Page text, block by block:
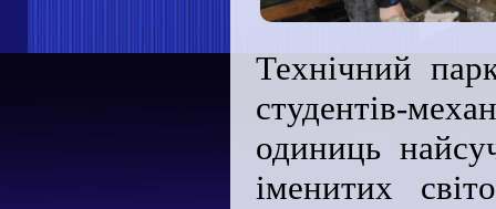
Технічний
студентів-
одиниць
іменитих